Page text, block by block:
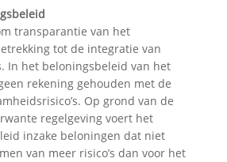
transparantie van het
tot de integratie van
In het beloningsbeleid van het
rekening gehouden met de
Op grond van de
regelgeving voert het
inzake beloningen dat niet
van meer risico’s dan voor het